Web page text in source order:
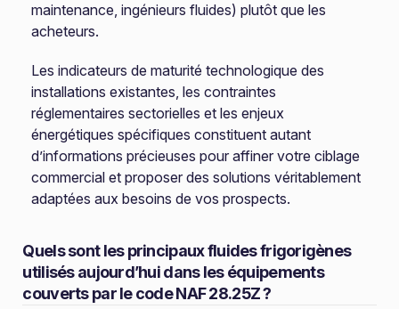
maintenance, ingénieurs fluides) plutôt que les
acheteurs.
Les indicateurs de maturité technologique des
installations existantes, les contraintes
réglementaires sectorielles et les enjeux
énergétiques spécifiques constituent autant
d’informations précieuses pour affiner votre ciblage
commercial et proposer des solutions véritablement
adaptées aux besoins de vos prospects.
Quels sont les principaux fluides frigorigènes
utilisés aujourd’hui dans les équipements
couverts par le code NAF 28.25Z ?